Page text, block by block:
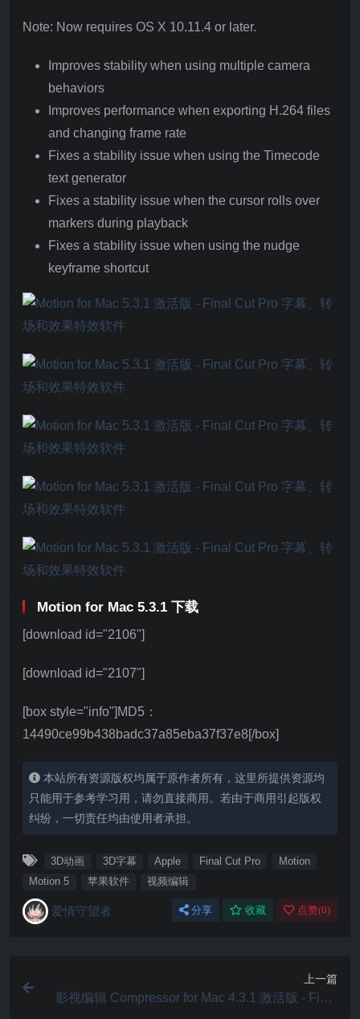
Note: Now requires OS X 10.11.4 or later.
Improves stability when using multiple camera
behaviors
Improves performance when exporting H.264 files
and changing frame rate
Fixes a stability issue when using the Timecode
text generator
Fixes a stability issue when the cursor rolls over
markers during playback
Fixes a stability issue when using the nudge
keyframe shortcut
Motion for Mac 5.3.1 下载
[download id="2106"]
[download id="2107"]
[box style="info"]MD5：
14490ce99b438badc37a85eba37f37e8[/box]
本站所有资源版权均属于原作者所有，这里所提供资源均
只能用于参考学习用，请勿直接商用。若由于商用引起版权
纠纷，一切责任均由使用者承担。
3D动画 3D字幕 Apple Final Cut Pro
Motion
Motion 5
苹果软件 视频编辑
爱情守望者 分享 收藏 点赞(0)
上一篇
影视编辑 Compressor for Mac 4.3.1 激活版 - Final